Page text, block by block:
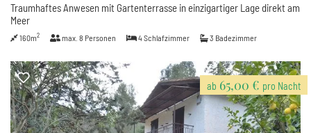
Traumhaftes Anwesen mit Gartenterrasse in einzigartiger Lage direkt am
Meer
160m2 max. 8 Personen 4Schlafzimmer 3 Badezimmer
ab 65,00 € pro Nacht